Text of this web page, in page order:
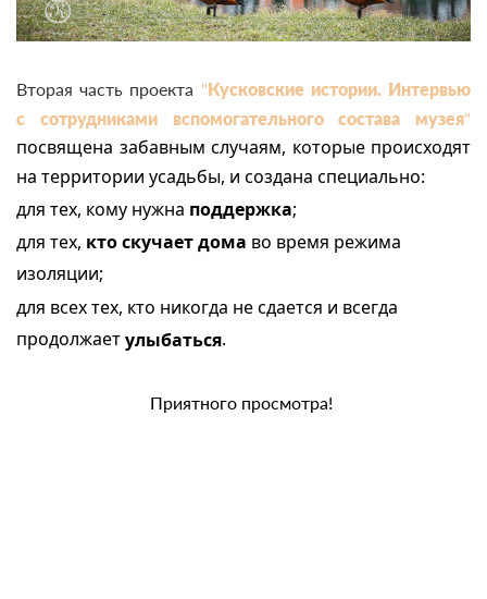
Вторая часть проекта "Кусковские истории. Интервью
с сотрудниками вспомогательного состава музея"
посвящена забавным случаям, которые происходят
на территории усадьбы, и создана специально:
для тех, кому нужна поддержка;
для тех, кто скучает дома во время режима
изоляции;
для всех тех, кто никогда не сдается и всегда
продолжаетулыбаться.
Приятного просмотра!